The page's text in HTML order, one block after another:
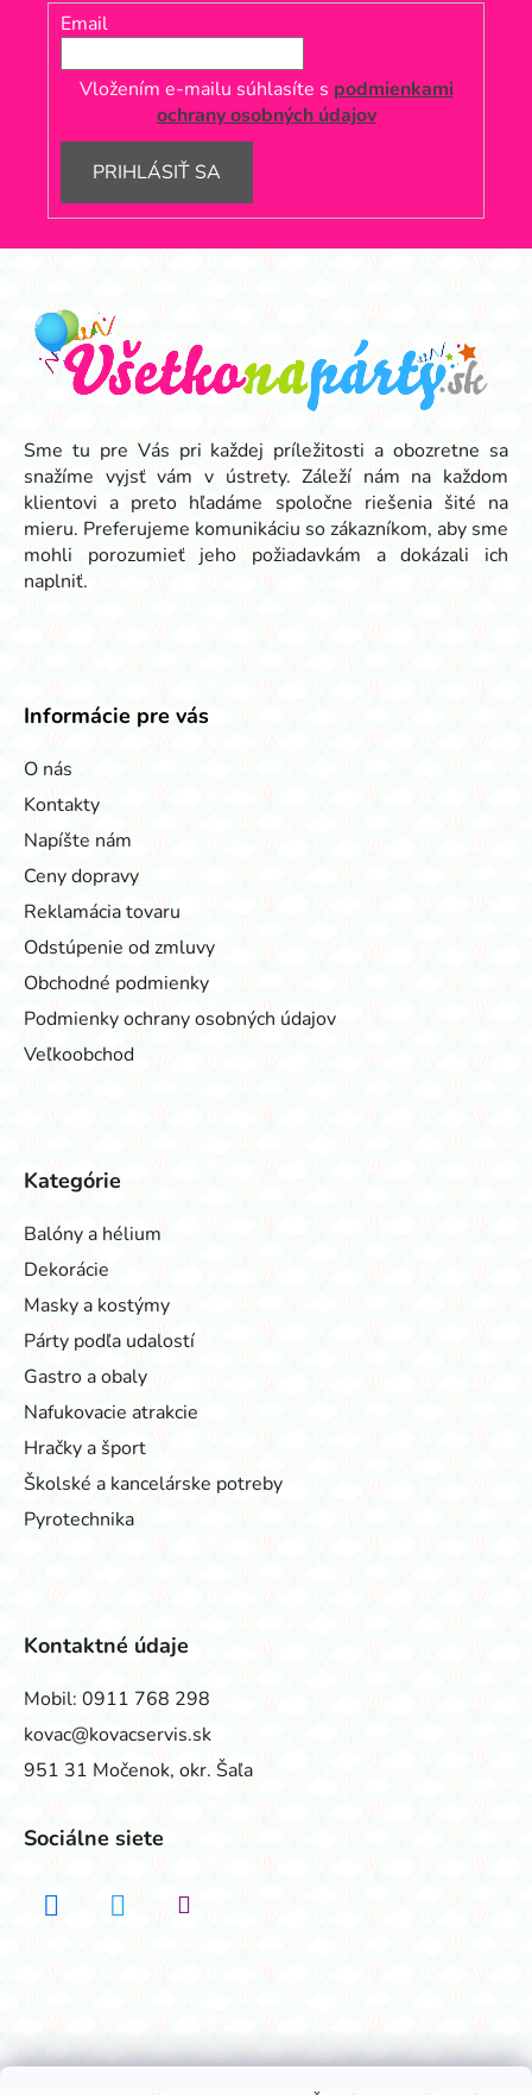
Email
Vložením e-mailu súhlasíte s podmienkami
ochrany osobných údajov
PRIHLÁSIŤ SA
Z
Sme tu pre Vás pri každej príležitosti a obozretne sa
snažíme vyjsť vám v ústrety. Záleží nám na každom
klientovi a preto hľadáme spoločne riešenia šité na
mieru. Preferujeme komunikáciu so zákazníkom, aby sme
mohli porozumieť jeho požiadavkám a dokázali ich
naplniť.
Informácie pre vás
O nás
Kontakty
Napíšte nám
Ceny dopravy
Reklamácia tovaru
Odstúpenie od zmluvy
Obchodné podmienky
Podmienky ochrany osobných údajov
Veľkoobchod
Kategórie
Balóny a hélium
Dekorácie
Masky a kostýmy
Párty podľa udalostí
Gastro a obaly
Nafukovacie atrakcie
Hračky a šport
Školské a kancelárske potreby
Pyrotechnika
Kontaktné údaje
Mobil: 0911 768 298
kovac@kovacservis.sk
951 31 Močenok, okr. Šaľa
Sociálne siete